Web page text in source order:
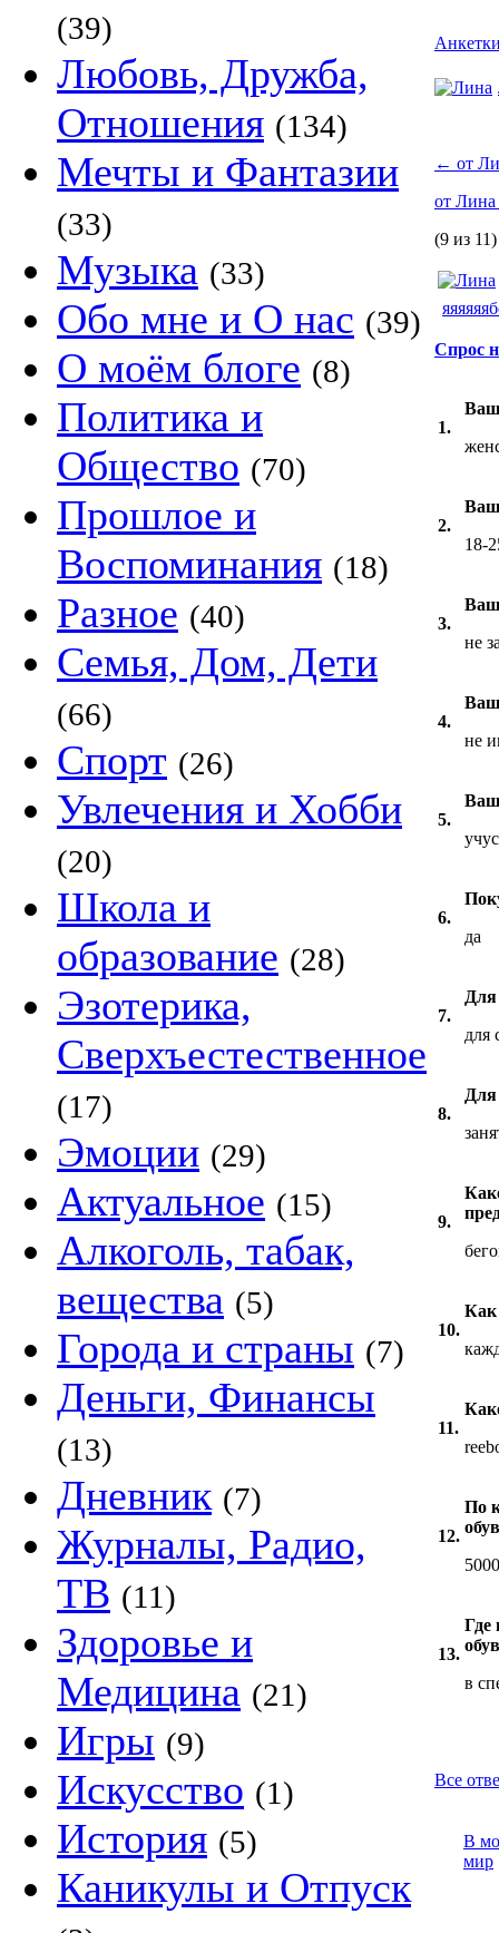
(39)
Любовь, Дружба,
Отношения (134)
Мечты и Фантазии
(33)
Музыка (33)
Обо мне и О нас (39)
О моём блоге (8)
Политика и
Общество (70)
Прошлое и
Воспоминания (18)
Разное (40)
Семья, Дом, Дети
(66)
Спорт (26)
Увлечения и Хобби
(20)
Школа и
образование (28)
Эзотерика,
Сверхъестественное
(17)
Эмоции (29)
Актуальное (15)
Алкоголь, табак,
вещества (5)
Города и страны (7)
Деньги, Финансы
(13)
Дневник (7)
Журналы, Радио,
ТВ (11)
Здоровье и
Медицина (21)
Игры (9)
Искусство (1)
История (5)
Каникулы и Отпуск
← от
от Лина
(9 из 11)
Спрос
1.
2.
Ваш
18-
3.
не
4.
Ваш
не
5.
Ваш
6.
да
7.
Для
для
8.
Для
9.
10.
Как
11.
12.
По
13.
Где
в
Все
В
мир